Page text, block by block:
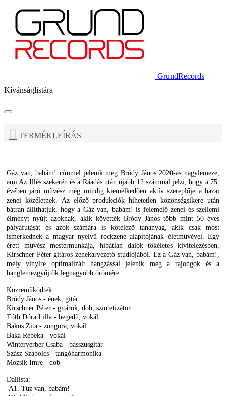
GrundRecords
Kívánságlistára
TERMÉKLEÍRÁS
Gáz van, babám! címmel jelenik meg Bródy János 2020-as nagylemeze,
ami Az Illés szekerén és a Ráadás után újabb 12 számmal jelzi, hogy a 75.
évében járó művész még mindig kiemelkedően aktív szereplője a hazai
zenei közéletnek. Az előző produkciók hihetetlen közönségsikere után
bátran állíthatjuk, hogy a Gáz van, babám! is felemelő zenei és szellemi
élményt nyújt azoknak, akik követték Bródy János több mint 50 éves
pályafutását és azok számára is kötelező tananyag, akik csak most
ismerkednek a magyar nyelvű rockzene alapítójának életművével. Egy
érett művész mestermunkája, hibátlan dalok tökéletes kivitelezésben,
Kirschner Péter gitáros-zenekarvezető stúdiójából. Ez a Gáz van, babám!,
mely vinylre optimalizált hangzással jelenik meg a rajongók és a
hanglemezgyűjtők legnagyobb örömére.
Közreműködtek:
Bródy János - ének, gitár
Kirschner Péter - gitárok, dob, szintetizátor
Tóth Dóra Lilla - hegedű, vokál
Bakos Zita - zongora, vokál
Baka Rebeka - vokál
Winterverber Csaba - basszusgitár
Szász Szabolcs - tangóharmonika
Mozsik Imre - dob
Dallista:
A1. Tűz van, babám!